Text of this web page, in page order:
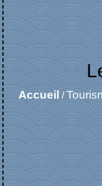
Accueil /